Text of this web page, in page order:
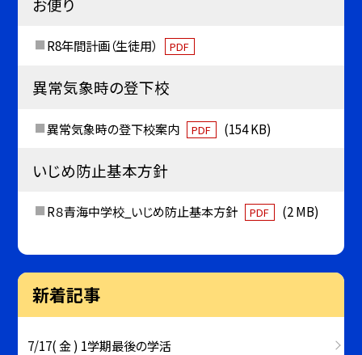
R8年間計画（生徒用） PDF
異常気象時の登下校
異常気象時の登下校案内 PDF (154 KB)
いじめ防止基本方針
R８青海中学校_いじめ防止基本方針 PDF (2 MB)
新着記事
7/17( 金 ) 1学期最後の学活